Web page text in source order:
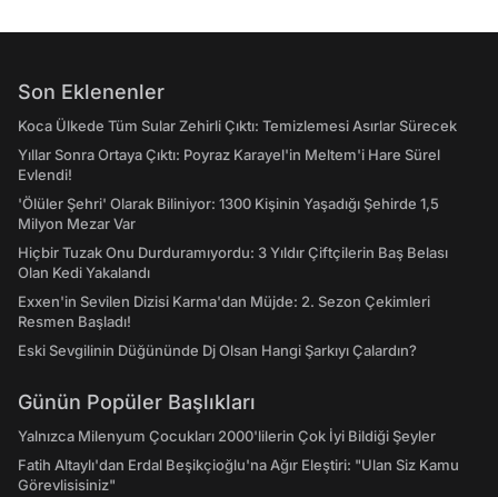
Son Eklenenler
Koca Ülkede Tüm Sular Zehirli Çıktı: Temizlemesi Asırlar Sürecek
Yıllar Sonra Ortaya Çıktı: Poyraz Karayel'in Meltem'i Hare Sürel
Evlendi!
'Ölüler Şehri' Olarak Biliniyor: 1300 Kişinin Yaşadığı Şehirde 1,5
Milyon Mezar Var
Hiçbir Tuzak Onu Durduramıyordu: 3 Yıldır Çiftçilerin Baş Belası
Olan Kedi Yakalandı
Exxen'in Sevilen Dizisi Karma'dan Müjde: 2. Sezon Çekimleri
Resmen Başladı!
Eski Sevgilinin Düğününde Dj Olsan Hangi Şarkıyı Çalardın?
Günün Popüler Başlıkları
Yalnızca Milenyum Çocukları 2000'lilerin Çok İyi Bildiği Şeyler
Fatih Altaylı'dan Erdal Beşikçioğlu'na Ağır Eleştiri: "Ulan Siz Kamu
Görevlisisiniz"